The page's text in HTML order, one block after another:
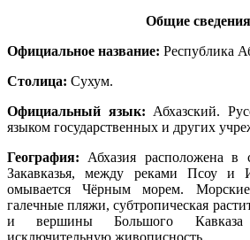
Общие сведения
Официальное название: Республика
Столица: Сухум.
Официальный язык: Абхазский.
языком государственных и других
География: Абхазия расположена в
Закавказья, между реками Псоу и
омывается Чёрным морем.
галечные пляжи, субтропическая
и вершины Большого Кавказа